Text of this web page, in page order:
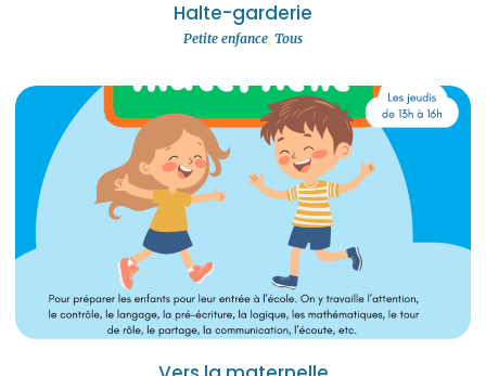
Halte-garderie
Petite enfance, Tous